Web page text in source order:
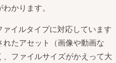
かります。
ァイルタイプに対応しています
たアセット（画像や動画な
ファイルサイズがかえって大